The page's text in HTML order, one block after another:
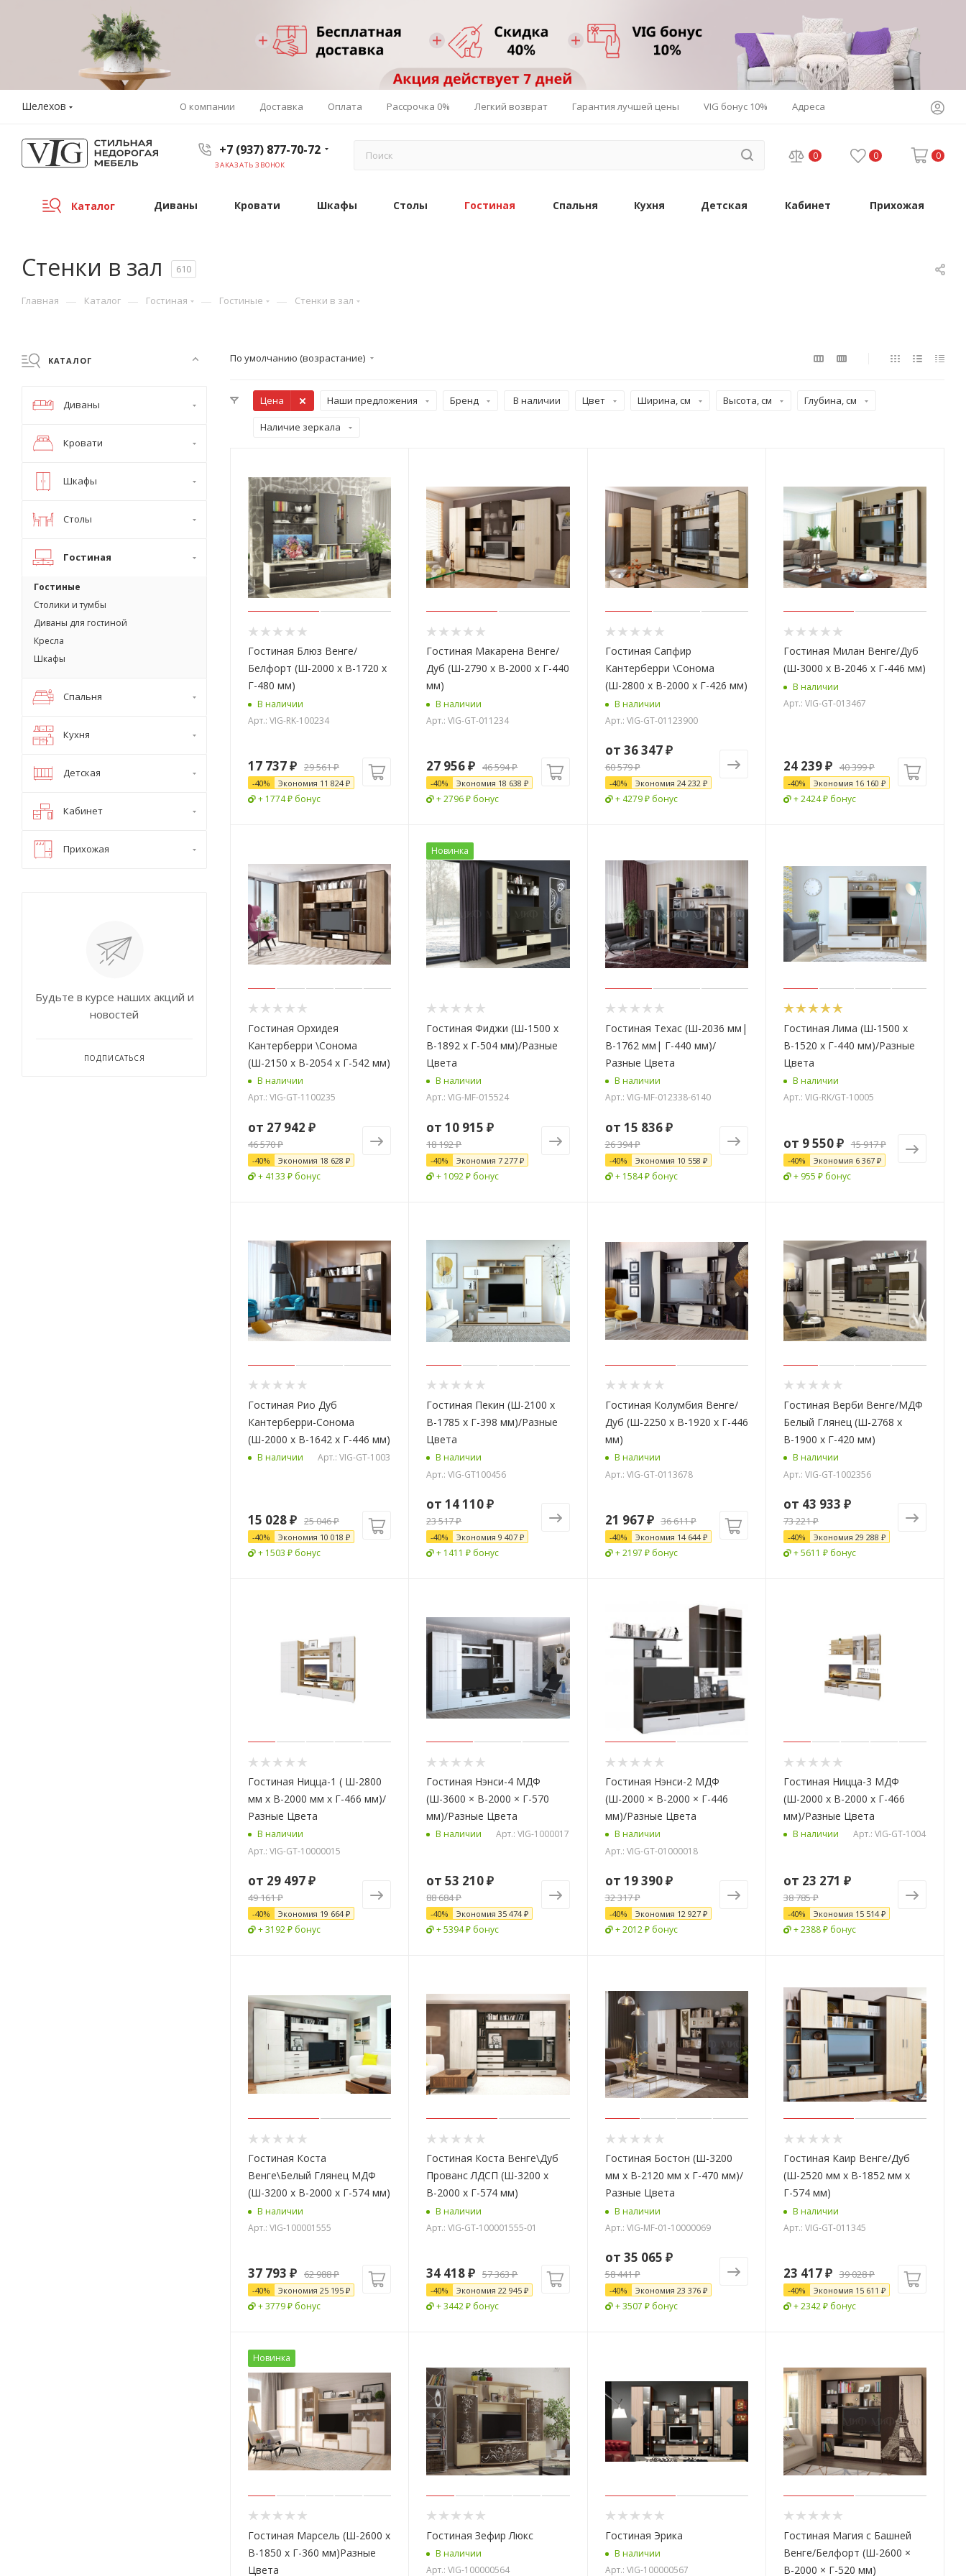
Шелехов О компании Доставка Оплата Рассрочка 0% Легкий возврат Гарантия лучшей цены VIG бонус 10% Адреса
+7 (937) 877-70-72
ЗАКАЗАТЬ ЗВОНОК
0 0 0
Каталог Диваны Кровати Шкафы Столы Гостиная Спальня Кухня Детская Кабинет Прихожая
Стенки в зал 610
Главная — Каталог — Гостиная — Гостиные — Стенки в зал
По умолчанию (возрастание)
Цена Наши предложения Бренд В наличии Цвет Ширина, см Высота, см Глубина, см
Наличие зеркала
Гостиная Блюз Венге/
Белфорт (Ш-2000 х В-1720 х
Г-480 мм)
В наличии
Арт.: VIG-RK-100234
17 737₽ 29 561₽
-40% Экономия 11 824₽
+ 1774 ₽ бонус
Гостиная Макарена Венге/
Дуб (Ш-2790 х В-2000 х Г-440
мм)
В наличии
Арт.: VIG-GT-011234
27 956₽ 46 594₽
-40% Экономия 18 638 ₽
+ 2796 ₽ бонус
Гостиная Сапфир
Кантерберри \Сонома
(Ш-2800 х В-2000 х Г-426 мм)
В наличии
Арт.: VIG-GT-01123900
от 36 347 ₽
60 579 ₽
-40% Экономия 24 232 ₽
+ 4279 ₽ бонус
Гостиная Милан Венге/Дуб
(Ш-3000 х В-2046 х Г-446 мм)
В наличии
Арт.: VIG-GT-013467
24 239₽ 40 399₽
-40% Экономия 16 160 ₽
+ 2424 ₽ бонус
Гостиная Орхидея
Кантерберри \Сонома
(Ш-2150 х В-2054 х Г-542 мм)
В наличии
Арт.: VIG-GT-1100235
от 27 942 ₽
46 570 ₽
-40% Экономия 18 628 ₽
+ 4133 ₽ бонус
Новинка
Гостиная Фиджи (Ш-1500 х
В-1892 х Г-504 мм)/Разные
Цвета
В наличии
Арт.: VIG-MF-015524
от10 915 ₽
18 192 ₽
-40% Экономия7 277 ₽
+ 1092 ₽ бонус
Гостиная Техас (Ш-2036 мм|
В-1762 мм| Г-440 мм)/
Разные Цвета
В наличии
Арт.: VIG-MF-012338-6140
от 15 836 ₽
26 394 ₽
-40% Экономия 10 558 ₽
+ 1584 ₽ бонус
Гостиная Лима (Ш-1500 x
В-1520 x Г-440 мм)/Разные
Цвета
В наличии
Арт.: VIG-RK/GT-10005
от 9 550 ₽ 15 917 ₽
-40% Экономия 6 367 ₽
+ 955 ₽ бонус
Гостиная Рио Дуб
Кантерберри-Сонома
(Ш-2000 х В-1642 х Г-446 мм)
В наличии Арт.: VIG-GT-1003
15 028₽ 25 046₽
-40% Экономия 10 018 ₽
+ 1503 ₽ бонус
Гостиная Пекин (Ш-2100 х
В-1785 х Г-398 мм)/Разные
Цвета
В наличии
Арт.: VIG-GT100456
от14 110 ₽
23 517 ₽
-40% Экономия9 407 ₽
+ 1411 ₽ бонус
Гостиная Колумбия Венге/
Дуб (Ш-2250 х В-1920 х Г-446
мм)
В наличии
Арт.: VIG-GT-0113678
21 967₽ 36 611₽
-40% Экономия 14 644₽
+ 2197 ₽ бонус
Гостиная Верби Венге/МДФ
Белый Глянец (Ш-2768 х
В-1900 х Г-420 мм)
В наличии
Арт.: VIG-GT-1002356
от 43 933 ₽
73 221 ₽
-40% Экономия 29 288 ₽
+ 5611 ₽ бонус
Гостиная Ницца-1 ( Ш-2800
мм x В-2000 мм x Г-466 мм)/
Разные Цвета
В наличии
Арт.: VIG-GT-10000015
от 29 497 ₽
49 161 ₽
-40% Экономия 19 664 ₽
+ 3192 ₽ бонус
Гостиная Нэнси-4 МДФ
(Ш-3600 × В-2000 × Г-570
мм)/Разные Цвета
В наличии Арт.: VIG-1000017
от53 210 ₽
88 684 ₽
-40% Экономия35 474 ₽
+ 5394 ₽ бонус
Гостиная Нэнси-2 МДФ
(Ш-2000 × В-2000 × Г-446
мм)/Разные Цвета
В наличии
Арт.: VIG-GT-01000018
от 19 390 ₽
32 317 ₽
-40% Экономия 12 927 ₽
+ 2012 ₽ бонус
Гостиная Ницца-3 МДФ
(Ш-2000 х В-2000 х Г-466
мм)/Разные Цвета
В наличии Арт.: VIG-GT-1004
от 23 271 ₽
38 785 ₽
-40% Экономия 15 514 ₽
+ 2388 ₽ бонус
Гостиная Коста
Венге\Белый Глянец МДФ
(Ш-3200 х В-2000 х Г-574 мм)
В наличии
Арт.: VIG-100001555
37 793 ₽ 62 988₽
-40% Экономия 25 195 ₽
+ 3779 ₽ бонус
Гостиная Коста Венге\Дуб
Прованс ЛДСП (Ш-3200 х
В-2000 х Г-574 мм)
В наличии
Арт.: VIG-GT-100001555-01
34 418₽ 57 363₽
-40% Экономия 22 945 ₽
+ 3442 ₽ бонус
Гостиная Бостон (Ш-3200
мм x В-2120 мм x Г-470 мм)/
Разные Цвета
В наличии
Арт.: VIG-MF-01-10000069
от 35 065 ₽
58 441 ₽
-40% Экономия 23 376 ₽
+ 3507 ₽ бонус
Гостиная Каир Венге/Дуб
(Ш-2520 мм х В-1852 мм х
Г-574 мм)
В наличии
Арт.: VIG-GT-011345
23 417₽ 39 028₽
-40% Экономия 15 611 ₽
+ 2342 ₽ бонус
Новинка
Гостиная Марсель (Ш-2600 х
В-1850 х Г-360 мм)Разные
Цвета
Гостиная Зефир Люкс
В наличии
Арт.: VIG-100000564
Гостиная Эрика
В наличии
Арт.: VIG-100000567
Гостиная Магия с Башней
Венге/Белфорт (Ш-2600 ×
В-2000 × Г-520 мм)
КАТАЛОГ
Диваны
Кровати
Шкафы
Столы
Гостиная
Гостиные
Столики и тумбы
Диваны для гостиной
Кресла
Шкафы
Спальня
Кухня
Детская
Кабинет
Прихожая
Будьте в курсе наших акций и
новостей
ПОДПИСАТЬСЯ